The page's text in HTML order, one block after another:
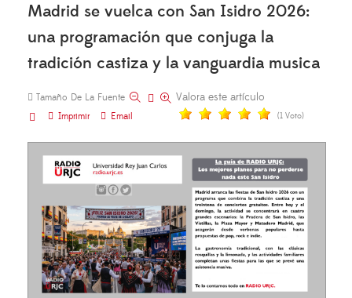
Madrid se vuelca con San Isidro 2026:
una programación que conjuga la
tradición castiza y la vanguardia musica
Tamaño De La Fuente
Imprimir
Email
Valora este artículo
(1 Voto)